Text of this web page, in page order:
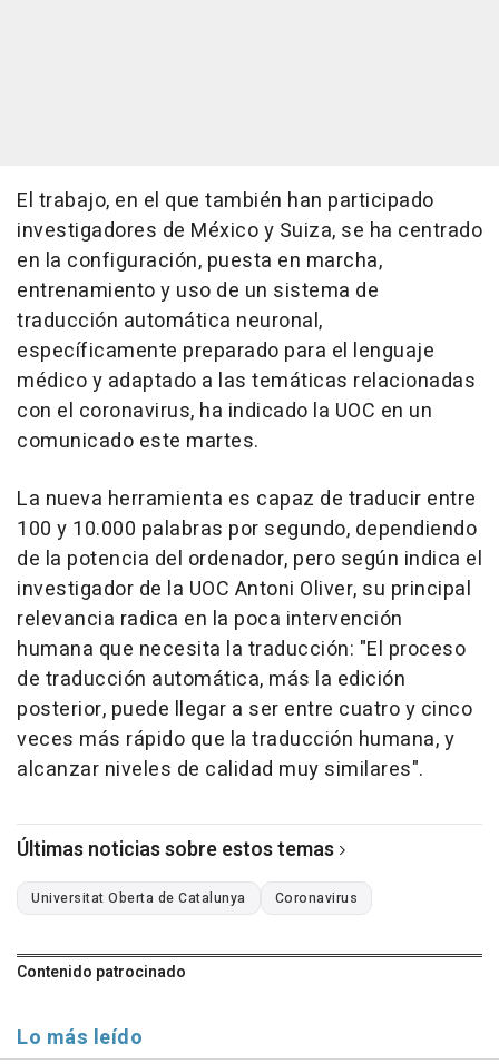
El trabajo, en el que también han participado
investigadores de México y Suiza, se ha centrado
en la configuración, puesta en marcha,
entrenamiento y uso de un sistema de
traducción automática neuronal,
específicamente preparado para el lenguaje
médico y adaptado a las temáticas relacionadas
con el coronavirus, ha indicado la UOC en un
comunicado este martes.
La nueva herramienta es capaz de traducir entre
100 y 10.000 palabras por segundo, dependiendo
de la potencia del ordenador, pero según indica el
investigador de la UOC Antoni Oliver, su principal
relevancia radica en la poca intervención
humana que necesita la traducción: "El proceso
de traducción automática, más la edición
posterior, puede llegar a ser entre cuatro y cinco
veces más rápido que la traducción humana, y
alcanzar niveles de calidad muy similares".
Últimas noticias sobre estos temas
Universitat Oberta de Catalunya Coronavirus
Contenido patrocinado
Lo más leído